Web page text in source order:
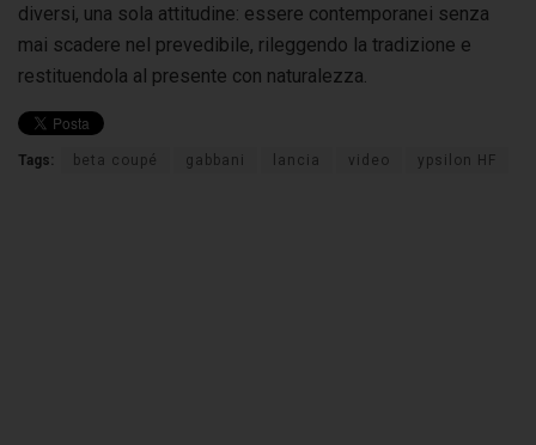
diversi, una sola attitudine: essere contemporanei senza
mai scadere nel prevedibile, rileggendo la tradizione e
restituendola al presente con naturalezza.
Tags: beta coupé gabbani lancia video ypsilon HF